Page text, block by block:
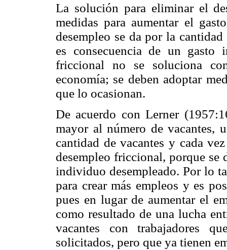
La solución para eliminar el
medidas para aumentar el
desempleo se da por la
es consecuencia de un gasto
friccional no se soluciona
economía; se deben adoptar
que lo ocasionan.
De acuerdo con Lerner
mayor al número de vacantes,
cantidad de vacantes y cada
desempleo friccional, porque se
individuo desempleado. Por lo
para crear más empleos y es
pues en lugar de aumentar el
como resultado de una lucha
vacantes con trabajadores
solicitados, pero que ya tienen